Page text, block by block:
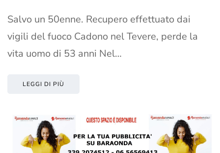
Salvo un 50enne. Recupero effettuato dai
vigili del fuoco Cadono nel Tevere, perde la
vita uomo di 53 anni Nel…
LEGGI DI PIÙ